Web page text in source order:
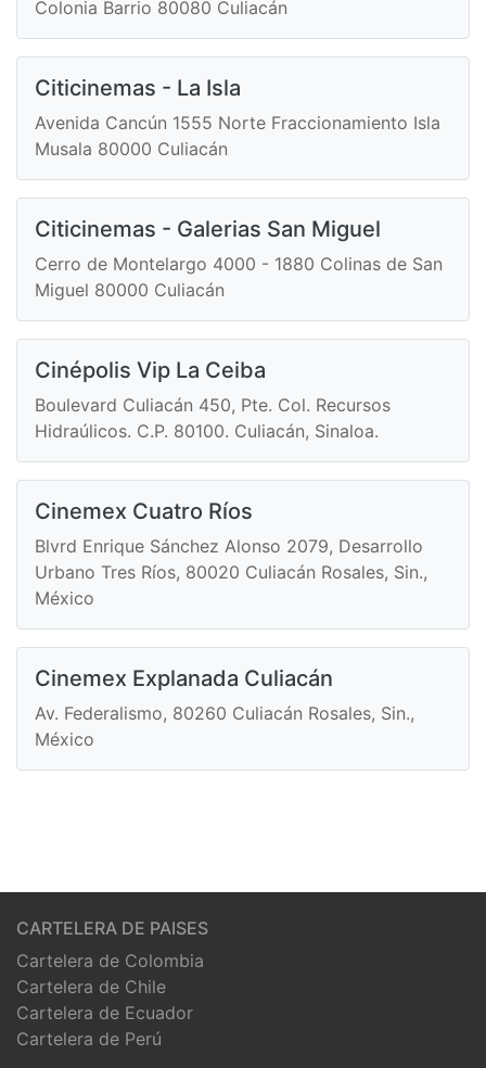
Colonia Barrio 80080 Culiacán
Citicinemas - La Isla
Avenida Cancún 1555 Norte Fraccionamiento Isla
Musala 80000 Culiacán
Citicinemas - Galerias San Miguel
Cerro de Montelargo 4000 - 1880 Colinas de San
Miguel 80000 Culiacán
Cinépolis Vip La Ceiba
Boulevard Culiacán 450, Pte. Col. Recursos
Hidraúlicos. C.P. 80100. Culiacán, Sinaloa.
Cinemex Cuatro Ríos
Blvrd Enrique Sánchez Alonso 2079, Desarrollo
Urbano Tres Ríos, 80020 Culiacán Rosales, Sin.,
México
Cinemex Explanada Culiacán
Av. Federalismo, 80260 Culiacán Rosales, Sin.,
México
CARTELERA DE PAISES
Cartelera de Colombia
Cartelera de Chile
Cartelera de Ecuador
Cartelera de Perú